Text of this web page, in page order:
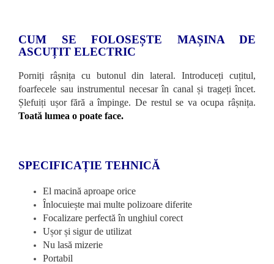
CUM SE FOLOSEȘTE MAȘINA DE
ASCUȚIT ELECTRIC
Porniți râșnița cu butonul din lateral. Introduceți cuțitul,
foarfecele sau instrumentul necesar în canal și trageți încet.
Șlefuiți ușor fără a împinge. De restul se va ocupa râșnița.
Toată lumea o poate face.
SPECIFICAȚIE TEHNICĂ
El macină aproape orice
Înlocuiește mai multe polizoare diferite
Focalizare perfectă în unghiul corect
Ușor și sigur de utilizat
Nu lasă mizerie
Portabil